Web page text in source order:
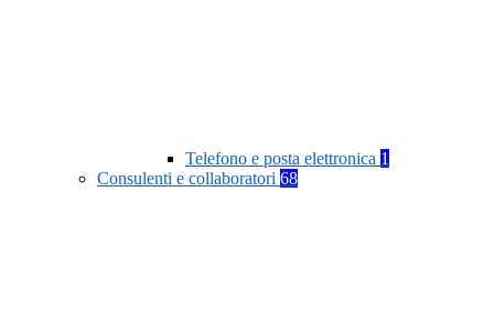
Telefono e posta elettronica 1
Consulenti e collaboratori 68